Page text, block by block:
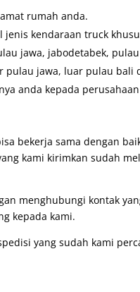
rumah anda.
jenis kendaraan truck
jawa, jabodetabek,
pulau jawa, luar pulau bali
anda kepada
bekerja sama dengan
kami kirimkan sudah
menghubungi kontak
kepada kami.
yang sudah kami